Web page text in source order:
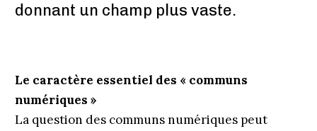
donnant un champ plus vaste.
Le caractère essentiel des « communs
numériques »
La question des communs numériques peut